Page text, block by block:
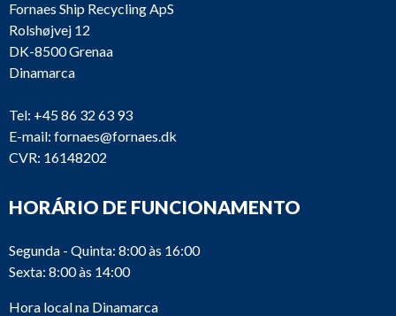
Fornaes Ship Recycling ApS
Rolshøjvej 12
DK-8500 Grenaa
Dinamarca
Tel: +45 86 32 63 93
E-mail: fornaes@fornaes.dk
CVR: 16148202
HORÁRIO DE FUNCIONAMENTO
Segunda - Quinta: 8:00 às 16:00
Sexta: 8:00 às 14:00
Hora local na Dinamarca